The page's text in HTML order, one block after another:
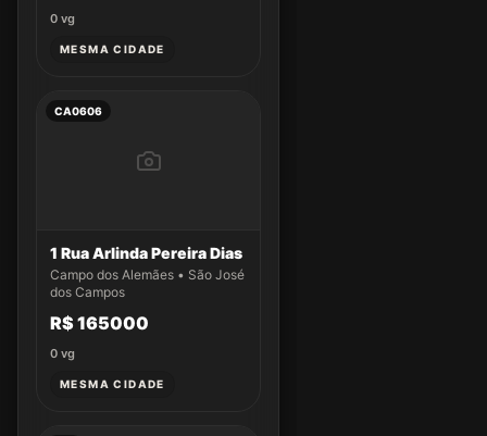
0 vg
MESMA CIDADE
CA0606
1 Rua Arlinda Pereira Dias
Campo dos Alemães • São José
dos Campos
R$ 165000
0 vg
MESMA CIDADE